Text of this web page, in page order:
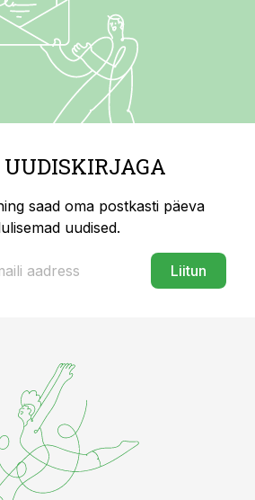
saad oma postkasti päeva
uudised.
Liitun